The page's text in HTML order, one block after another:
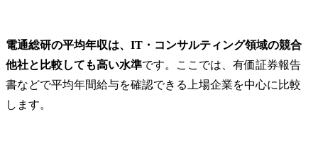
電通総研の平均年収は、IT・コンサルティング領域の競合
他社と比較しても高い水準です。ここでは、有価証券報告
書などで平均年間給与を確認できる上場企業を中心に比較
します。